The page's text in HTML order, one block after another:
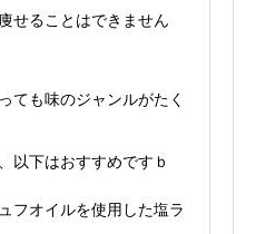
せることはできません
ても味のジャンルがたく
以下はおすすめですｂ
フオイルを使用した塩ラ